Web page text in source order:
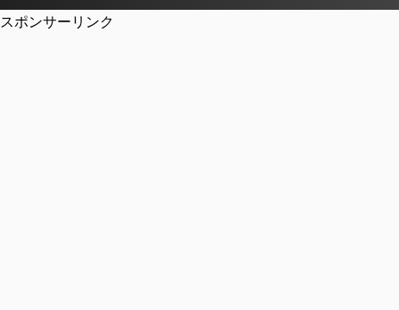
スポンサーリンク